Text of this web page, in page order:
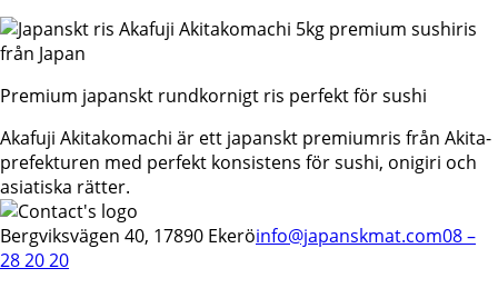
Premium japanskt rundkornigt ris perfekt för sushi
Akafuji Akitakomachi är ett japanskt premiumris från Akita-
prefekturen med perfekt konsistens för sushi, onigiri och
asiatiska rätter.
Bergviksvägen 40, 17890 Ekeröinfo@japanskmat.com08 –
28 20 20